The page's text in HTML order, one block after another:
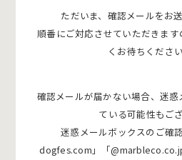
ただいま、確認メールをお
順番にご対応させていただきま
くお待ちください
確認メールが届かない場合、迷
ている可能性もござ
迷惑メールボックスのご確
dogfes.com」「